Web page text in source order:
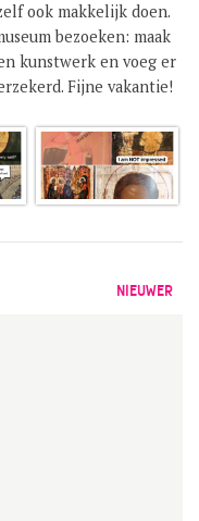
ook makkelijk doen.
bezoeken: maak
kunstwerk en voeg er
Fijne vakantie!
NIEUWER